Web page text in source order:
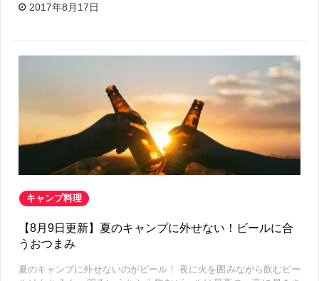
2017年8月17日
キャンプ料理
【8月9日更新】夏のキャンプに外せない！ビールに合
うおつまみ
夏のキャンプに外せないのがビール！ 夜に火を囲みながら飲むビー